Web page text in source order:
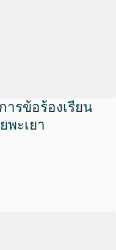
รข้อร้องเรียน
พะเยา